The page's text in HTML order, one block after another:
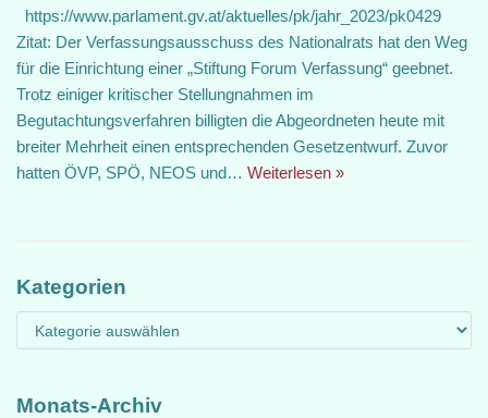
https://www.parlament.gv.at/aktuelles/pk/jahr_2023/pk0429
Zitat: Der Verfassungsausschuss des Nationalrats hat den Weg
für die Einrichtung einer „Stiftung Forum Verfassung“ geebnet.
Trotz einiger kritischer Stellungnahmen im
Begutachtungsverfahren billigten die Abgeordneten heute mit
breiter Mehrheit einen entsprechenden Gesetzentwurf. Zuvor
hatten ÖVP, SPÖ, NEOS und… Weiterlesen »
Kategorien
Monats-Archiv